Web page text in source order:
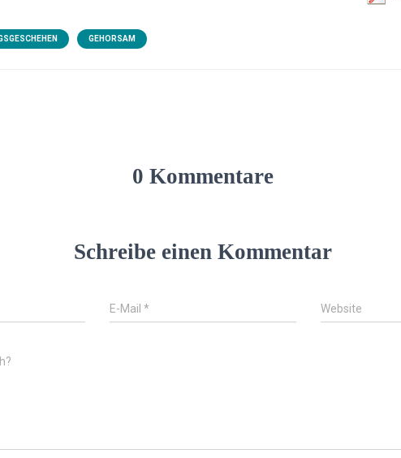
GEHORSAM
0 Kommentare
Schreibe einen Kommentar
E-Mail * Website